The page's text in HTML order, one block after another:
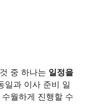
중 하나는 일정을
일과 이사 준비 일
월하게 진행할 수